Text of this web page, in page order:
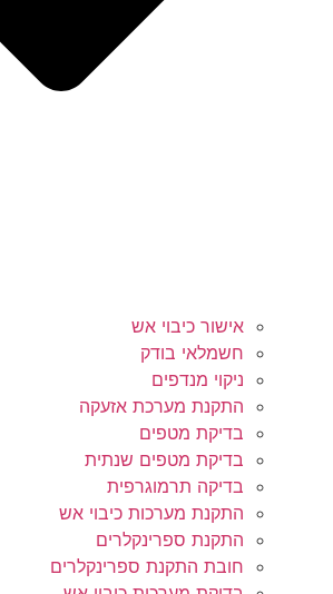
אישור כיבוי אש
חשמלאי בודק
ניקוי מנדפים
התקנת מערכת אזעקה
בדיקת מטפים
בדיקת מטפים שנתית
בדיקה תרמוגרפית
התקנת מערכות כיבוי אש
התקנת ספרינקלרים
חובת התקנת ספרינקלרים